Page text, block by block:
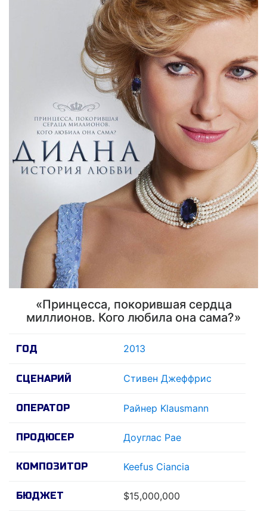
«Принцесса, покорившая сердца
миллионов. Кого любила она сама?»
ГОД 2013
СЦЕНАРИЙ Стивен Джеффрис
ОПЕРАТОР Райнер Klausmann
ПРОДЮСЕР Доуглас Рае
КОМПОЗИТОР Keefus Ciancia
БЮДЖЕТ $15,000,000